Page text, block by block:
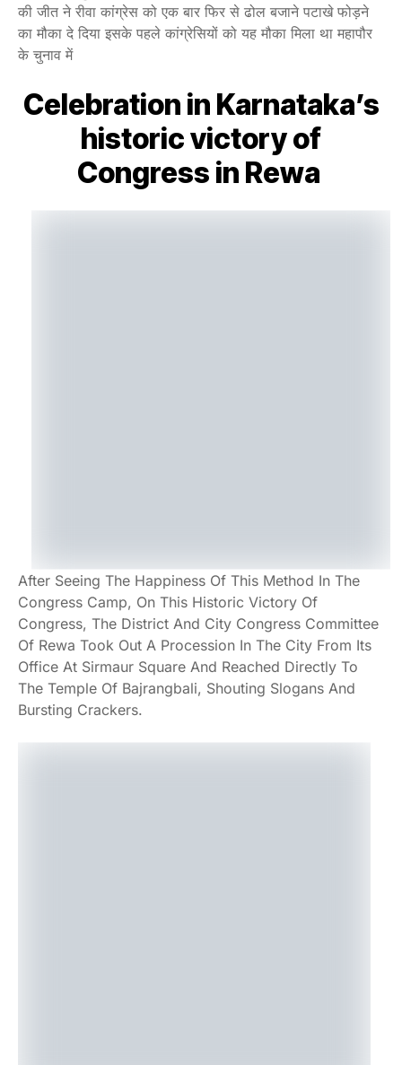
की जीत ने रीवा कांग्रेस को एक बार फिर से ढोल बजाने पटाखे फोड़ने
का मौका दे दिया इसके पहले कांग्रेसियों को यह मौका मिला था महापौर
के चुनाव में
Celebration in Karnataka’s
historic victory of
Congress in Rewa
After Seeing The Happiness Of This Method In The
Congress Camp, On This Historic Victory Of
Congress, The District And City Congress Committee
Of Rewa Took Out A Procession In The City From Its
Office At Sirmaur Square And Reached Directly To
The Temple Of Bajrangbali, Shouting Slogans And
Bursting Crackers.